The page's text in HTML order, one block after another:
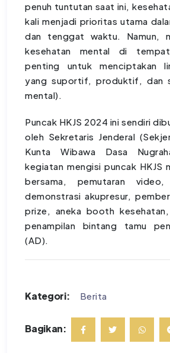
penuh tuntutan saat ini,
kali menjadi prioritas utama
dan tenggat waktu. Namun,
kesehatan mental di
penting untuk menciptakan
yang suportif, produktif, dan
mental).
Puncak HKJS 2024 ini sendiri
oleh Sekretaris Jenderal
Kunta Wibawa Dasa
kegiatan mengisi puncak HKJS
bersama, pemutaran
demonstrasi akupresur,
prize, aneka booth
penampilan bintang tamu
(AD).
Kategori: Berita
Bagikan: